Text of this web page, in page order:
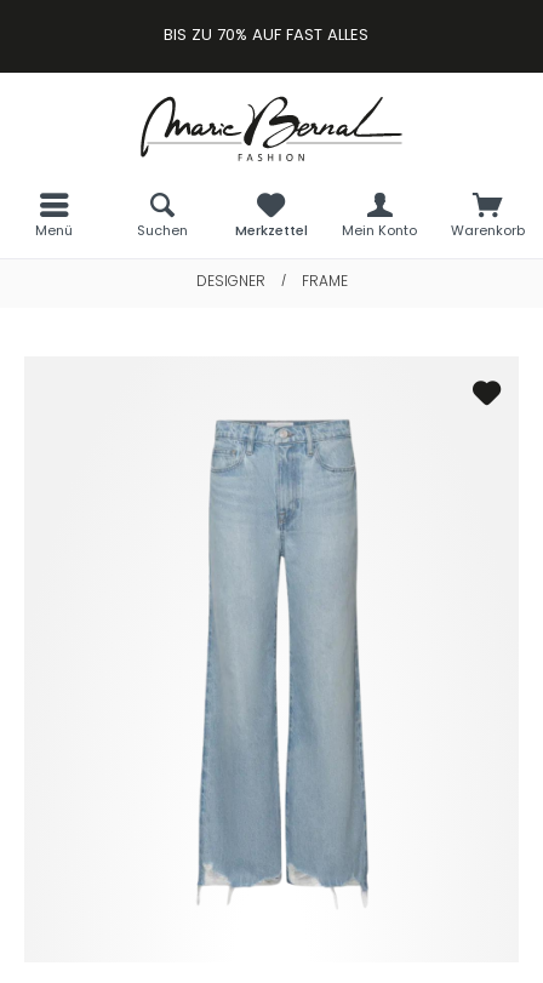
BIS ZU 70% AUF FAST ALLES
Menü Warenkorb
Merkzettel Mein Konto
Suchen
DESIGNER / FRAME